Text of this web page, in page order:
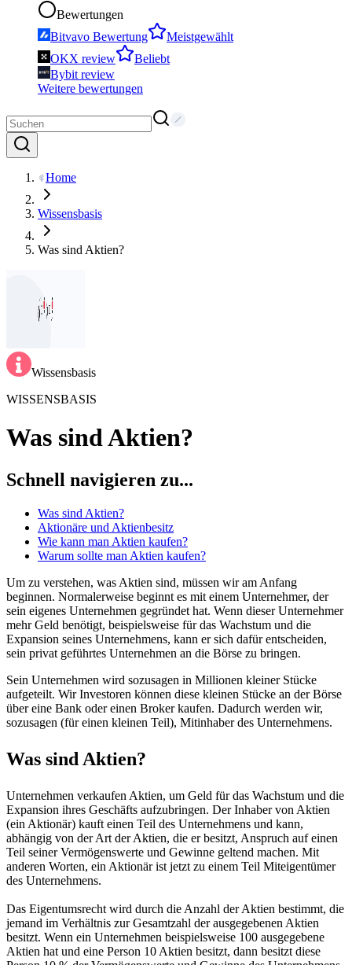
Bewertungen
Bitvavo Bewertung
Meistgewählt
OKX review
Beliebt
Bybit review
Weitere bewertungen
Home
Wissensbasis
Was sind Aktien?
Wissensbasis
WISSENSBASIS
Was sind Aktien?
Schnell navigieren zu...
Was sind Aktien?
Aktionäre und Aktienbesitz
Wie kann man Aktien kaufen?
Warum sollte man Aktien kaufen?
Um zu verstehen, was Aktien sind, müssen wir am Anfang
beginnen. Normalerweise beginnt es mit einem Unternehmer, der
sein eigenes Unternehmen gegründet hat. Wenn dieser Unternehmer
mehr Geld benötigt, beispielsweise für das Wachstum und die
Expansion seines Unternehmens, kann er sich dafür entscheiden,
sein privat geführtes Unternehmen an die Börse zu bringen.
Sein Unternehmen wird sozusagen in Millionen kleiner Stücke
aufgeteilt. Wir Investoren können diese kleinen Stücke an der Börse
über eine Bank oder einen Broker kaufen. Dadurch werden wir,
sozusagen (für einen kleinen Teil), Mitinhaber des Unternehmens.
Was sind Aktien?
Unternehmen verkaufen Aktien, um Geld für das Wachstum und die
Expansion ihres Geschäfts aufzubringen. Der Inhaber von Aktien
(ein Aktionär) kauft einen Teil des Unternehmens und kann,
abhängig von der Art der Aktien, die er besitzt, Anspruch auf einen
Teil seiner Vermögenswerte und Gewinne geltend machen. Mit
anderen Worten, ein Aktionär ist jetzt zu einem Teil Miteigentümer
des Unternehmens.
Das Eigentumsrecht wird durch die Anzahl der Aktien bestimmt, die
jemand im Verhältnis zur Gesamtzahl der ausgegebenen Aktien
besitzt. Wenn ein Unternehmen beispielsweise 100 ausgegebene
Aktien hat und eine Person 10 Aktien besitzt, dann besitzt diese